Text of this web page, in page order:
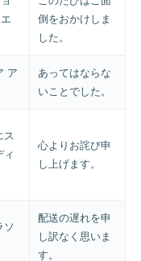
倒をおかけしま
した。
ア
あってはならな
いことでした。
ス
ィ
心よりお詫び申
し上げます。
ソ
配送の遅れを申
し訳なく思いま
す。